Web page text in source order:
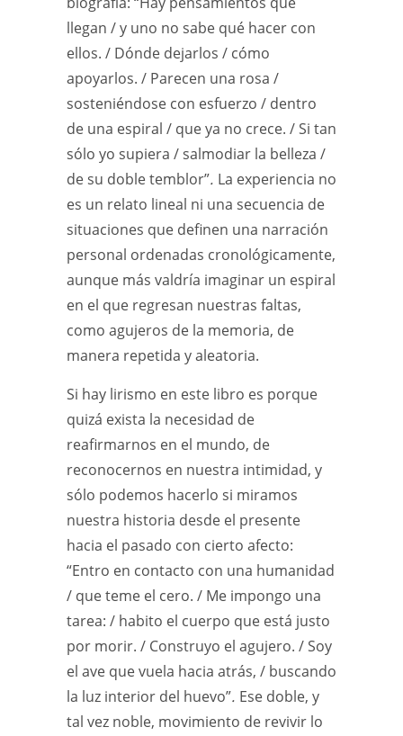
llegan / y uno no sabe qué hacer con
ellos. / Dónde dejarlos / cómo
apoyarlos. / Parecen una rosa /
sosteniéndose con esfuerzo / dentro
de una espiral / que ya no crece. / Si tan
sólo yo supiera / salmodiar la belleza /
de su doble temblor”. La experiencia no
es un relato lineal ni una secuencia de
situaciones que definen una narración
personal ordenadas cronológicamente,
aunque más valdría imaginar un espiral
en el que regresan nuestras faltas,
como agujeros de la memoria, de
manera repetida y aleatoria.
Si hay lirismo en este libro es porque
quizá exista la necesidad de
reafirmarnos en el mundo, de
reconocernos en nuestra intimidad, y
sólo podemos hacerlo si miramos
nuestra historia desde el presente
hacia el pasado con cierto afecto:
“Entro en contacto con una humanidad
/ que teme el cero. / Me impongo una
tarea: / habito el cuerpo que está justo
por morir. / Construyo el agujero. / Soy
el ave que vuela hacia atrás, / buscando
la luz interior del huevo”. Ese doble, y
tal vez noble, movimiento de revivir lo